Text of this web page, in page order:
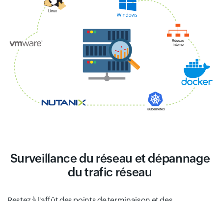
Surveillance du réseau et dépannage
du trafic réseau